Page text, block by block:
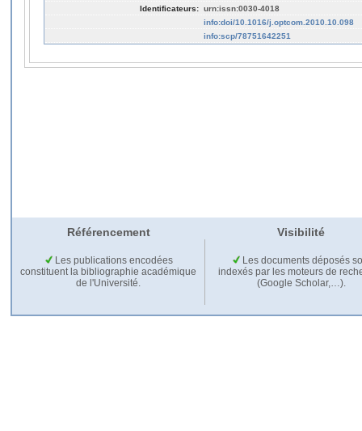
Identificateurs: urn:issn:0030-4018
info:doi/10.1016/j.optcom.2010.10.098
info:scp/78751642251
Référencement Visibilité
Les publications encodées
constituent la bibliographie académique
de l'Université.
Les documents déposés
indexés par les moteurs de
(Google Scholar,…).